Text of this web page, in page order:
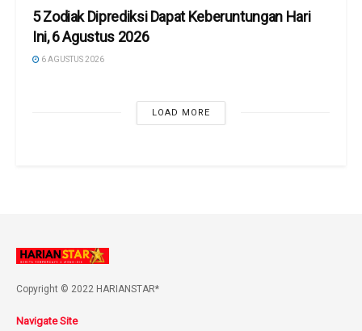
5 Zodiak Diprediksi Dapat Keberuntungan Hari
Ini, 6 Agustus 2026
6 AGUSTUS 2026
LOAD MORE
Copyright © 2022 HARIANSTAR*
Navigate Site